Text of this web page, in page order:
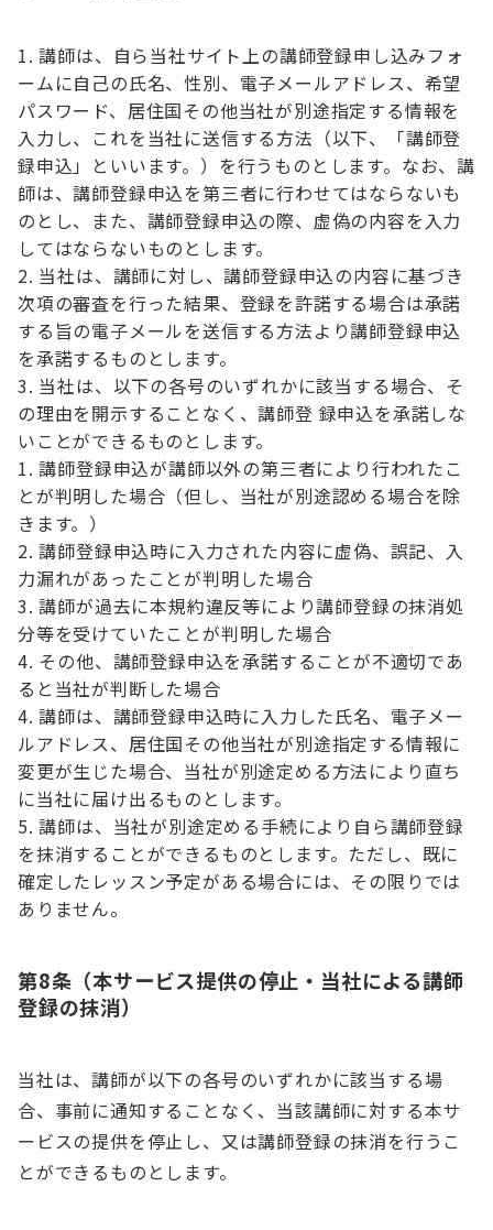
講師は、自ら当社サイト上の講師登録申し込みフォ
ームに自己の氏名、性別、電子メールアドレス、希望
パスワード、居住国その他当社が別途指定する情報を
入力し、これを当社に送信する方法（以下、「講師登
録申込」といいます。）を行うものとします。なお、講
師は、講師登録申込を第三者に行わせてはならないも
のとし、また、講師登録申込の際、虚偽の内容を入力
してはならないものとします。
当社は、講師に対し、講師登録申込の内容に基づき
次項の審査を行った結果、登録を許諾する場合は承諾
する旨の電子メールを送信する方法より講師登録申込
を承諾するものとします。
当社は、以下の各号のいずれかに該当する場合、そ
の理由を開示することなく、講師登 録申込を承諾しな
いことができるものとします。
講師登録申込が講師以外の第三者により行われたこ
とが判明した場合（但し、当社が別途認める場合を除
きます。）
講師登録申込時に入力された内容に虚偽、誤記、入
力漏れがあったことが判明した場合
講師が過去に本規約違反等により講師登録の抹消処
分等を受けていたことが判明した場合
その他、講師登録申込を承諾することが不適切であ
ると当社が判断した場合
講師は、講師登録申込時に入力した氏名、電子メー
ルアドレス、居住国その他当社が別途指定する情報に
変更が生じた場合、当社が別途定める方法により直ち
に当社に届け出るものとします。
講師は、当社が別途定める手続により自ら講師登録
を抹消することができるものとします。ただし、既に
確定したレッスン予定がある場合には、その限りでは
ありません。
第8条（本サービス提供の停止・当社による講師
登録の抹消）
当社は、講師が以下の各号のいずれかに該当する場
合、事前に通知することなく、当該講師に対する本サ
ービスの提供を停止し、又は講師登録の抹消を行うこ
とができるものとします。